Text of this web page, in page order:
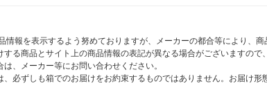
情報を表示するよう努めておりますが、メーカーの都合等により、
る商品とサイト上の商品情報の表記が異なる場合がございますの
、メーカー等にお問い合わせください。
必ずしも箱でのお届けをお約束するものではありません。お届け